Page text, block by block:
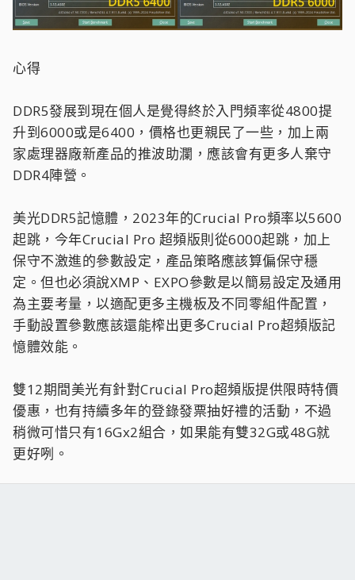
心得
DDR5發展到現在個人是覺得終於入門頻率從4800提
升到6000或是6400，價格也更親民了一些，加上兩
家處理器廠新產品的推波助瀾，應該會有更多人棄守
DDR4陣營。
美光DDR5記憶體，2023年的Crucial Pro頻率以5600
起跳，今年Crucial Pro 超頻版則從6000起跳，加上
保守不激進的參數設定，產品策略應該算偏保守穩
定。但也必須說XMP、EXPO參數是以簡易設定及通用
為主要考量，以適配更多主機板及不同零組件配置，
手動設置參數應該還能榨出更多Crucial Pro超頻版記
憶體效能。
雙12期間美光有針對Crucial Pro超頻版提供限時特價
優惠，也有持續多年的登錄發票抽好禮的活動，不過
稍微可惜只有16Gx2組合，如果能有雙32G或48G就
更好咧。